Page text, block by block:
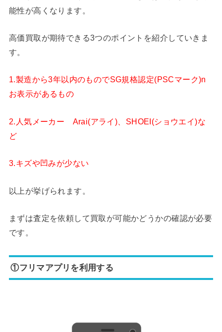
能性が高くなります。
高価買取が期待できる3つのポイントを紹介していきま
す。
1.製造から3年以内のものでSG規格認定(PSCマーク)n
お表示があるもの
2.人気メーカー Arai(アライ)、SHOEI(ショウエイ)な
ど
3.キズや凹みが少ない
以上が挙げられます。
まずは査定を依頼して買取が可能かどうかの確認が必要
です。
①フリマアプリを利用する